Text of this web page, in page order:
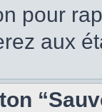
pour
aux